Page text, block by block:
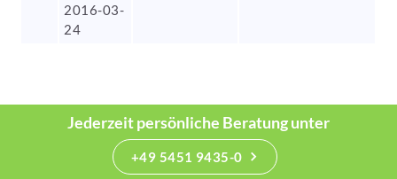
2016-03-
24
Jederzeit persönliche Beratung unter
+49 5451 9435-0